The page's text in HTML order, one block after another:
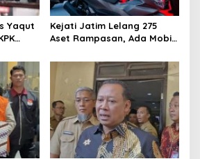
Yaqut
Kejati Jatim Lelang 275
Aset Rampasan, Ada Mobil
Kapal Rp3,7 M